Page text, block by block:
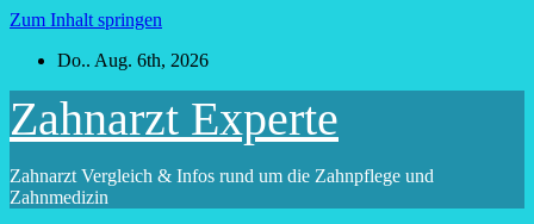
Zum Inhalt springen
Do.. Aug. 6th, 2026
Zahnarzt Experte
Zahnarzt Vergleich & Infos rund um die Zahnpflege und
Zahnmedizin